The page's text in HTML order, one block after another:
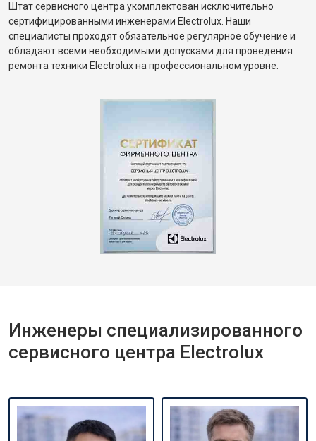
Штат сервисного центра укомплектован исключительно
сертифицированными инженерами Electrolux. Наши
специалисты проходят обязательное регулярное обучение и
обладают всеми необходимыми допусками для проведения
ремонта техники Electrolux на профессиональном уровне.
Инженеры специализированного
сервисного центра Electrolux